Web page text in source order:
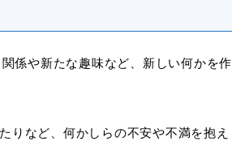
係や新たな趣味など、新しい何かを作
りなど、何かしらの不安や不満を抱え